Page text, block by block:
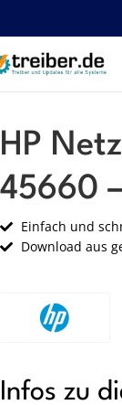
Startseite HP Netzwerk
HP
45660
Einfach und
Download aus
Infos zu